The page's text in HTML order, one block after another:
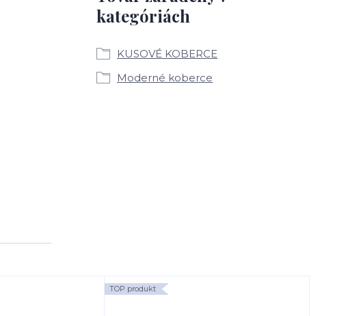
kategóriách
KUSOVÉ KOBERCE
Moderné koberce
TOP produkt